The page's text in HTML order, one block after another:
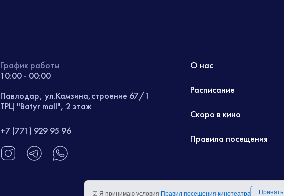
График работы
10:00 - 00:00
Павлодар, ул.Камзина,строение 67/1
ТРЦ "Batyr mall", 2 этаж
+7 (771) 929 95 96
О нас
Расписание
Скоро в кино
Правила посещения
☑ Я принимаю условия Правил посещения кинотеатра Принять